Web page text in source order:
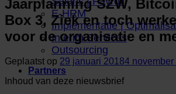
E-HRM
Implementatie |
Interim Services
Outsourcing
Partners
Jaarplanning SZW,
Box 3, Ziek en toch
voor de organisatie en
Geplaatst op 29 januari 20184 november
Inhoud van deze nieuwsbrief